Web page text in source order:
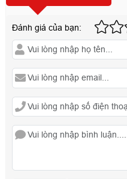
Đánh giá của bạn: